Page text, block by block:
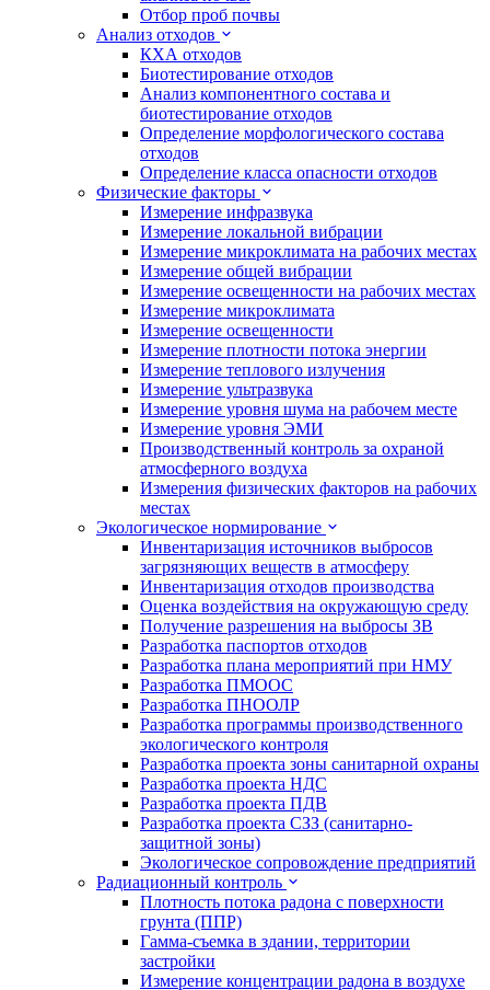
Отбор проб почвы
Анализ отходов
КХА отходов
Биотестирование отходов
Анализ компонентного состава и
биотестирование отходов
Определение морфологического состава
отходов
Определение класса опасности отходов
Физические факторы
Измерение инфразвука
Измерение локальной вибрации
Измерение микроклимата на рабочих местах
Измерение общей вибрации
Измерение освещенности на рабочих местах
Измерение микроклимата
Измерение освещенности
Измерение плотности потока энергии
Измерение теплового излучения
Измерение ультразвука
Измерение уровня шума на рабочем месте
Измерение уровня ЭМИ
Производственный контроль за охраной
атмосферного воздуха
Измерения физических факторов на рабочих
местах
Экологическое нормирование
Инвентаризация источников выбросов
загрязняющих веществ в атмосферу
Инвентаризация отходов производства
Оценка воздействия на окружающую среду
Получение разрешения на выбросы ЗВ
Разработка паспортов отходов
Разработка плана мероприятий при НМУ
Разработка ПМООС
Разработка ПНООЛР
Разработка программы производственного
экологического контроля
Разработка проекта зоны санитарной охраны
Разработка проекта НДС
Разработка проекта ПДВ
Разработка проекта СЗЗ (санитарно-
защитной зоны)
Экологическое сопровождение предприятий
Радиационный контроль
Плотность потока радона с поверхности
грунта (ППР)
Гамма-съемка в здании, территории
застройки
Измерение концентрации радона в воздухе